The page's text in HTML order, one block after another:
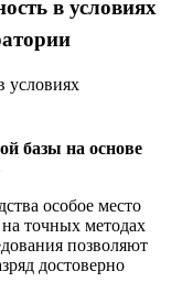
в условиях
базы на основе
особое место
точных методах
позволяют
достоверно